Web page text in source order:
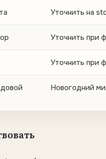
Уточнить на
Уточнить при
Уточнить при
Новогодний